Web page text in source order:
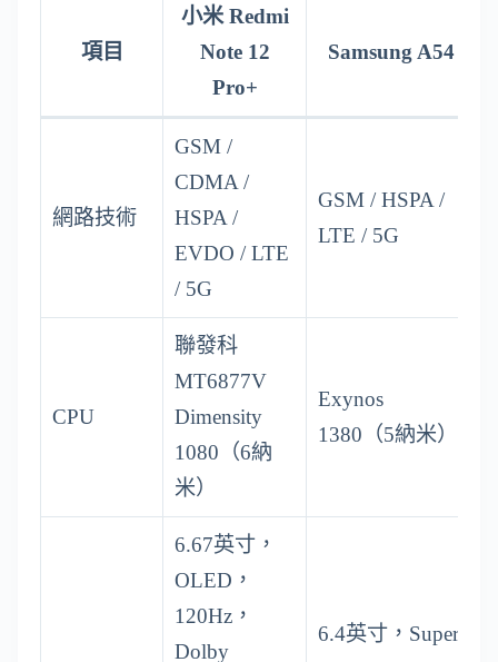
項目
小米 Redmi
Note 12
Pro+
Samsung A54
網路技術
GSM /
CDMA /
HSPA /
EVDO / LTE
/ 5G
GSM / HSPA /
LTE / 5G
CPU
聯發科
MT6877V
Dimensity
1080（6納
米）
Exynos
1380（5納米）
6.67英寸，
OLED，
120Hz，
Dolby
6.4英寸，Super